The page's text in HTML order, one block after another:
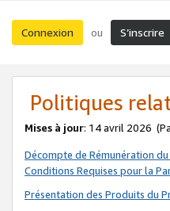
Connexion ou S’inscrire
Politiques
Mises à jour: 14 avril 2026
Décompte de Rémunération
Conditions Requises pour la
Présentation des Produits du